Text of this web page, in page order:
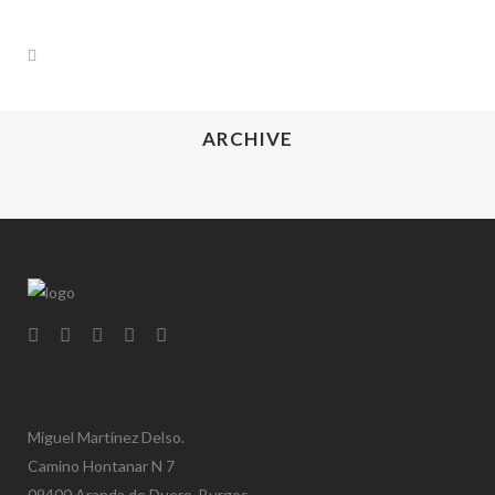
ARCHIVE
Miguel Martínez Delso.
Camino Hontanar N 7